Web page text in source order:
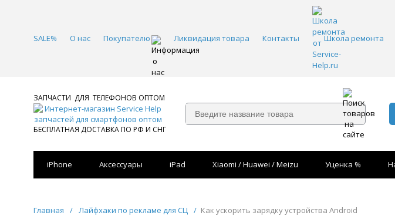
SALE% О нас Покупателю Ликвидация товара Контакты Школа ремонта
ЗАПЧАСТИ ДЛЯ ТЕЛЕФОНОВ ОПТОМ
БЕСПЛАТНАЯ ДОСТАВКА ПО РФ И СНГ
iPhone Аксессуары iPad Xiaomi / Huawei / Meizu Уценка %
Главная / Лайфхаки по рекламе для СЦ / Как ускорить зарядку устройства Android